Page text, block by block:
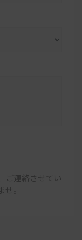
ご連絡させてい
。